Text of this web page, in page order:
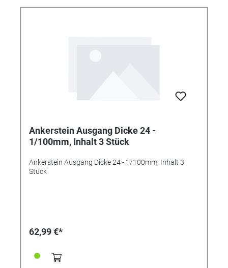
Ankerstein Ausgang Dicke 24 -
1/100mm, Inhalt 3 Stück
Ankerstein Ausgang Dicke 24 - 1/100mm, Inhalt 3
Stück
62,99 €*